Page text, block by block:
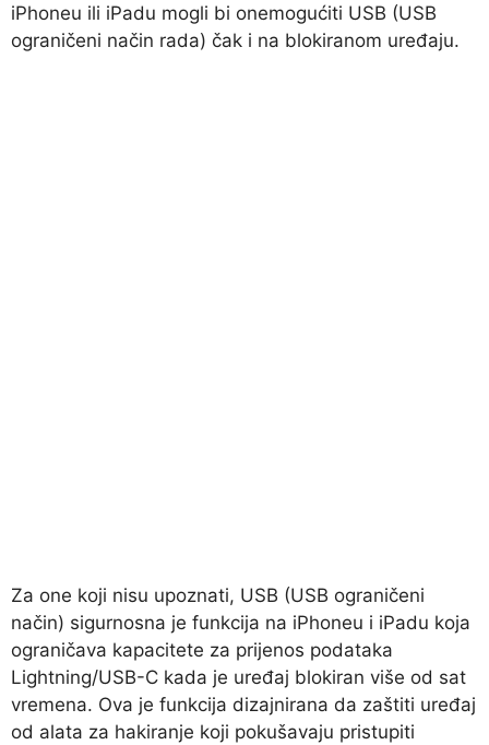
iPhoneu ili iPadu mogli bi onemogućiti USB (USB
ograničeni način rada) čak i na blokiranom uređaju.
Za one koji nisu upoznati, USB (USB ograničeni
način) sigurnosna je funkcija na iPhoneu i iPadu koja
ograničava kapacitete za prijenos podataka
Lightning/USB-C kada je uređaj blokiran više od sat
vremena. Ova je funkcija dizajnirana da zaštiti uređaj
od alata za hakiranje koji pokušavaju pristupiti